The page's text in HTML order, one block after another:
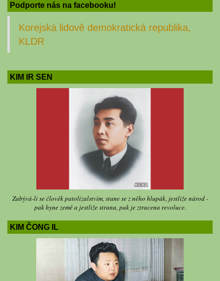
Podporte nás na facebooku!
Korejská lidově demokratická republika,
KLDR
KIM IR SEN
Zabývá-li se člověk patolízalstvím, stane se z něho hlupák, jestliže národ -
pak hyne země a jestliže strana, pak je ztracena revoluce.
KIM ČONG IL